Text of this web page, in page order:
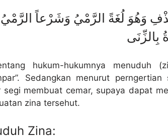
وَهُوَ لُغَةً الرَّمْيُ وَشَرْعاً الرَّمْيُ
بِالزِّنَى
hukum-hukumnya menuduh
Sedangkan menurut
membuat cemar, supaya dapat
zina tersehut.
Zina: